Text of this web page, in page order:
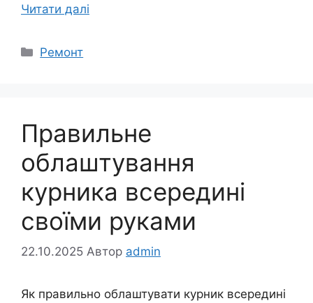
Читати далі
Категорії
Ремонт
Правильне
облаштування
курника всередині
своїми руками
22.10.2025 Автор admin
Як правильно облаштувати курник всередині